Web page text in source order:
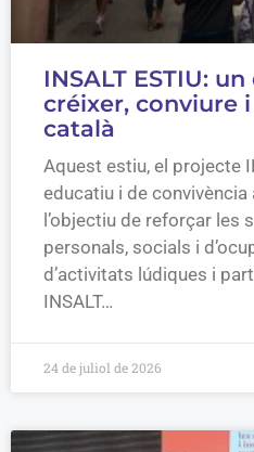
INSALT ESTIU:
créixer, conviure
català
Aquest estiu, el projecte
educatiu i de
l’objectiu de reforçar les
personals, socials i
d’activitats lúdiques i
INSALT…
24 de juliol de 2026